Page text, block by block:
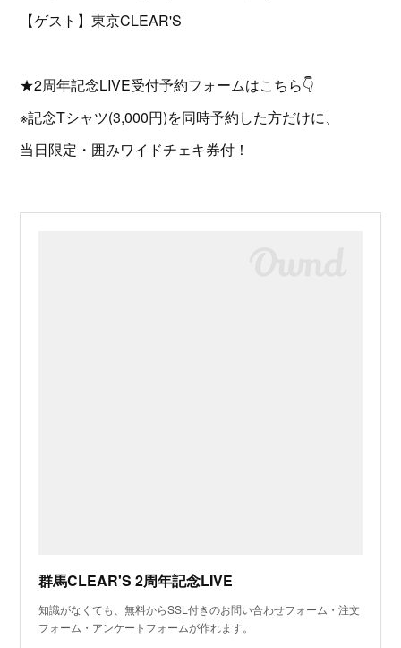
【ゲスト】東京CLEAR'S
★2周年記念LIVE受付予約フォームはこちら👇
※記念Tシャツ(3,000円)を同時予約した方だけに、
当日限定・囲みワイドチェキ券付！
群馬CLEAR'S 2周年記念LIVE
知識がなくても、無料からSSL付きのお問い合わせフォーム・注文
フォーム・アンケートフォームが作れます。